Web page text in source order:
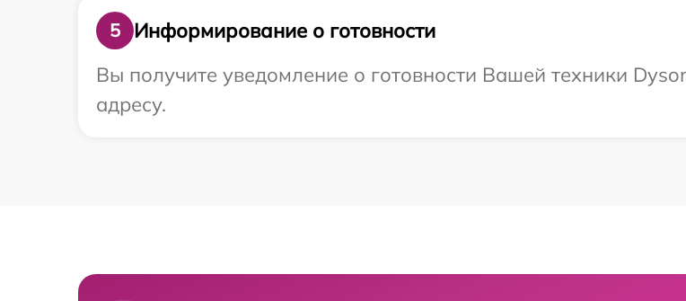
5
Информирование о готовности
Вы получите уведомление о готовности Вашей техники
адресу.